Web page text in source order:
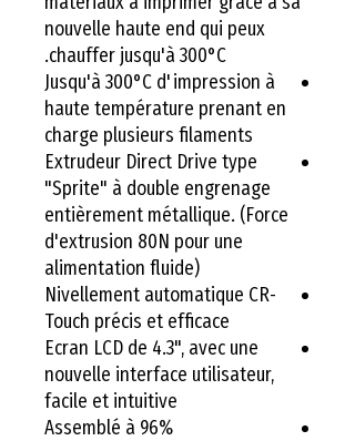
nouvelle haute end qui peux
chauffer jusqu'à 300°C.
Jusqu'à 300°C d'impression à
haute température prenant en
charge plusieurs filaments
Extrudeur Direct Drive type
"Sprite" à double engrenage
entièrement métallique. (Force
d'extrusion 80N pour une
alimentation fluide)
Nivellement automatique CR-
Touch précis et efficace
Ecran LCD de 4.3", avec une
nouvelle interface utilisateur,
facile et intuitive
Assemblé à 96%